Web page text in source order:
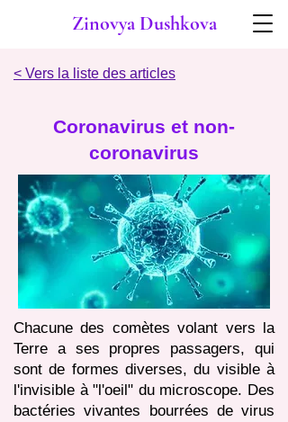
Zinovya Dushkova
< Vers la liste des articles
Coronavirus et non-
coronavirus
Chacune des comètes volant vers la
Terre a ses propres passagers, qui
sont de formes diverses, du visible à
l'invisible à "l'oeil" du microscope. Des
bactéries vivantes bourrées de virus